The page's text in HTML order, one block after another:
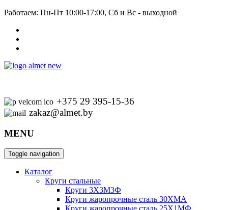
Работаем: Пн-Пт 10:00-17:00, Сб и Вс - выходной
+375 29 395-15-36
zakaz@almet.by
MENU
Toggle navigation
Каталог
Круги стальные
Круги 3Х3М3Ф
Круги жаропрочные сталь 30ХМА